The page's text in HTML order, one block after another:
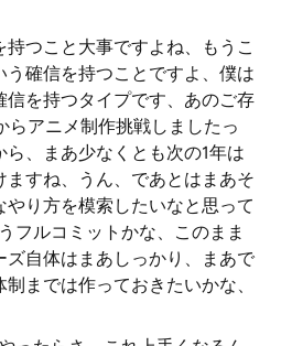
つこと大事ですよね、もうこ
う確信を持つことですよ、僕は
を持つタイプです、あのご存
らアニメ制作挑戦しましたっ
、まあ少なくとも次の1年は
ますね、うん、であとはまあそ
やり方を模索したいなと思って
フルコミットかな、このまま
自体はまあしっかり、まあで
までは作っておきたいかな、